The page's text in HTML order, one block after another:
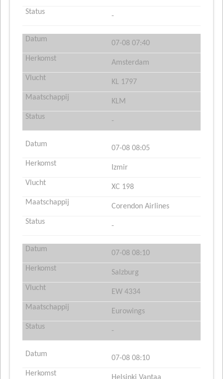
-
07-08 07:40
Amsterdam
KL 1797
KLM
-
07-08 08:05
Izmir
XC 198
Corendon Airlines
-
07-08 08:10
Salzburg
EW 4334
Eurowings
-
07-08 08:10
Helsinki Vantaa